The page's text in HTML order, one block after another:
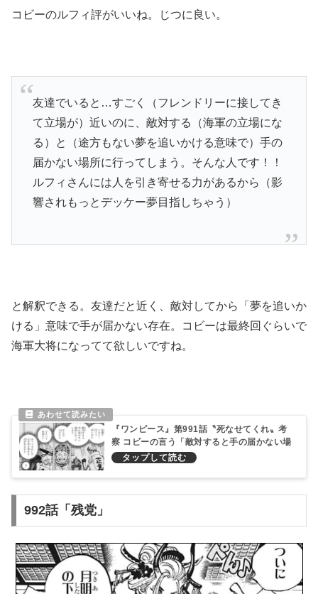
コビーのルフィ評がいいね。じつに良い。
友達でいると…すごく（フレンドリーに接してき
て立場が）近いのに、敵対する（海軍の立場にな
る）と（途方もない夢を追いかける意味で）手の
届かない場所に行ってしまう。そんな人です！！
ルフィさんには人を引き寄せる力があるから（影
響されもっとデッケー夢目指しちゃう）
と解釈できる。友達だと近く、敵対してから「夢を追いか
ける」意味で手が届かない存在。コビーは最終回ぐらいで
海軍大将になってて欲しいですね。
『ワンピース』第991話〝死なせてくれ〟考
察 コビーの言う「敵対すると手の届かない場
所」「ルフィさんは人を寄せる」が熱いぞ
992話「残党」